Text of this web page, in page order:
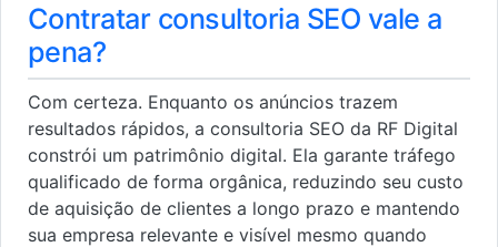
Contratar consultoria SEO vale a
pena?
Com certeza. Enquanto os anúncios trazem
resultados rápidos, a consultoria SEO da RF Digital
constrói um patrimônio digital. Ela garante tráfego
qualificado de forma orgânica, reduzindo seu custo
de aquisição de clientes a longo prazo e mantendo
sua empresa relevante e visível mesmo quando